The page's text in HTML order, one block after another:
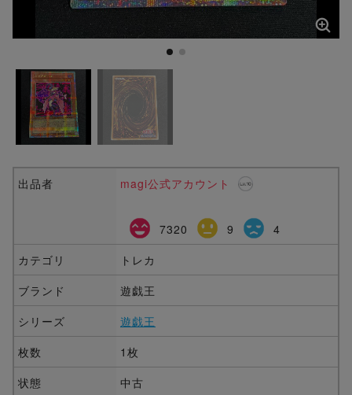
出品者 magi公式アカウント
7320 9
4
カテゴリ
トレカ
ブランド
遊戯王
シリーズ
遊戯王
枚数
1枚
状態
中古